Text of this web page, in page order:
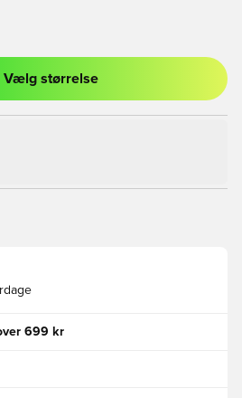
ind eller tilmelde dig som medlem
Vælg størrelse
699 kr